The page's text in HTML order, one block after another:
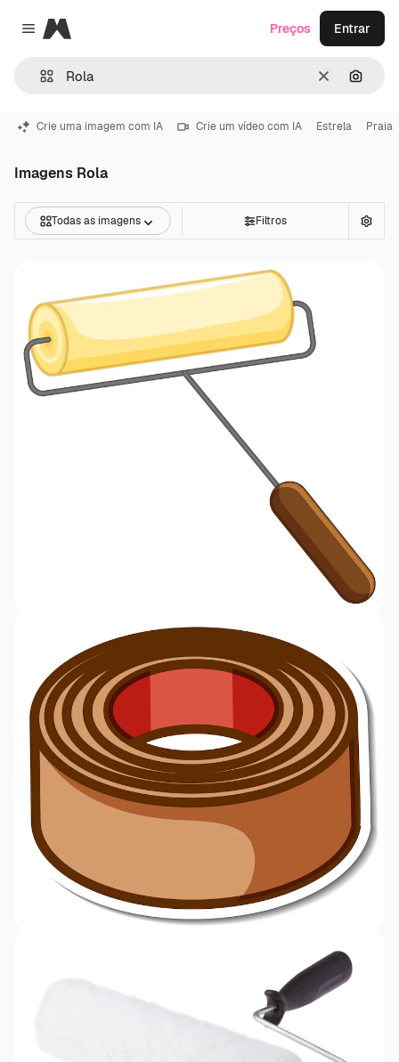
Close menu
Magnific
Limpar
Preços Entrar
Crie uma imagem com IA Crie um vídeo com IA Estrela Praia
Imagens Rola
Todas as imagens Filtros